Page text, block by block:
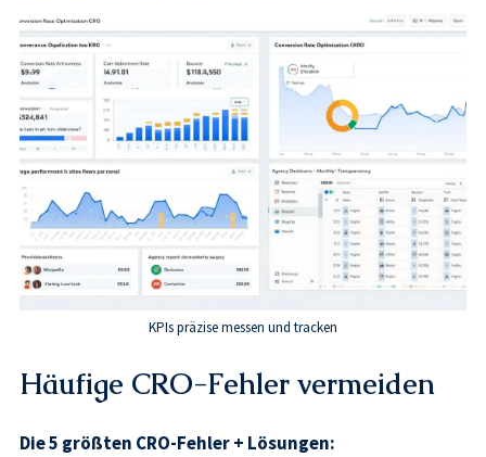
KPIs präzise messen und tracken
Häufige CRO-Fehler vermeiden
Die 5 größten CRO-Fehler + Lösungen: